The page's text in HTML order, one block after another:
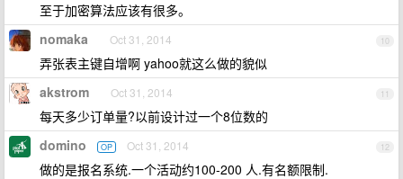
至于加密算法应该有很多。
10
nomaka Oct 31, 2014
弄张表主键自增啊 yahoo就这么做的貌似
11
akstrom Oct 31, 2014
每天多少订单量?以前设计过一个8位数的
12
domino OP Oct 31, 2014
做的是报名系统.一个活动约100-200 人.有名额限制.